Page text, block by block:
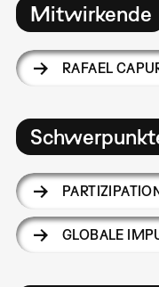
Mitwirkende
RAFAEL
GLOBALE